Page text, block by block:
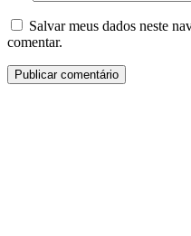
Salvar meus dados neste
comentar.